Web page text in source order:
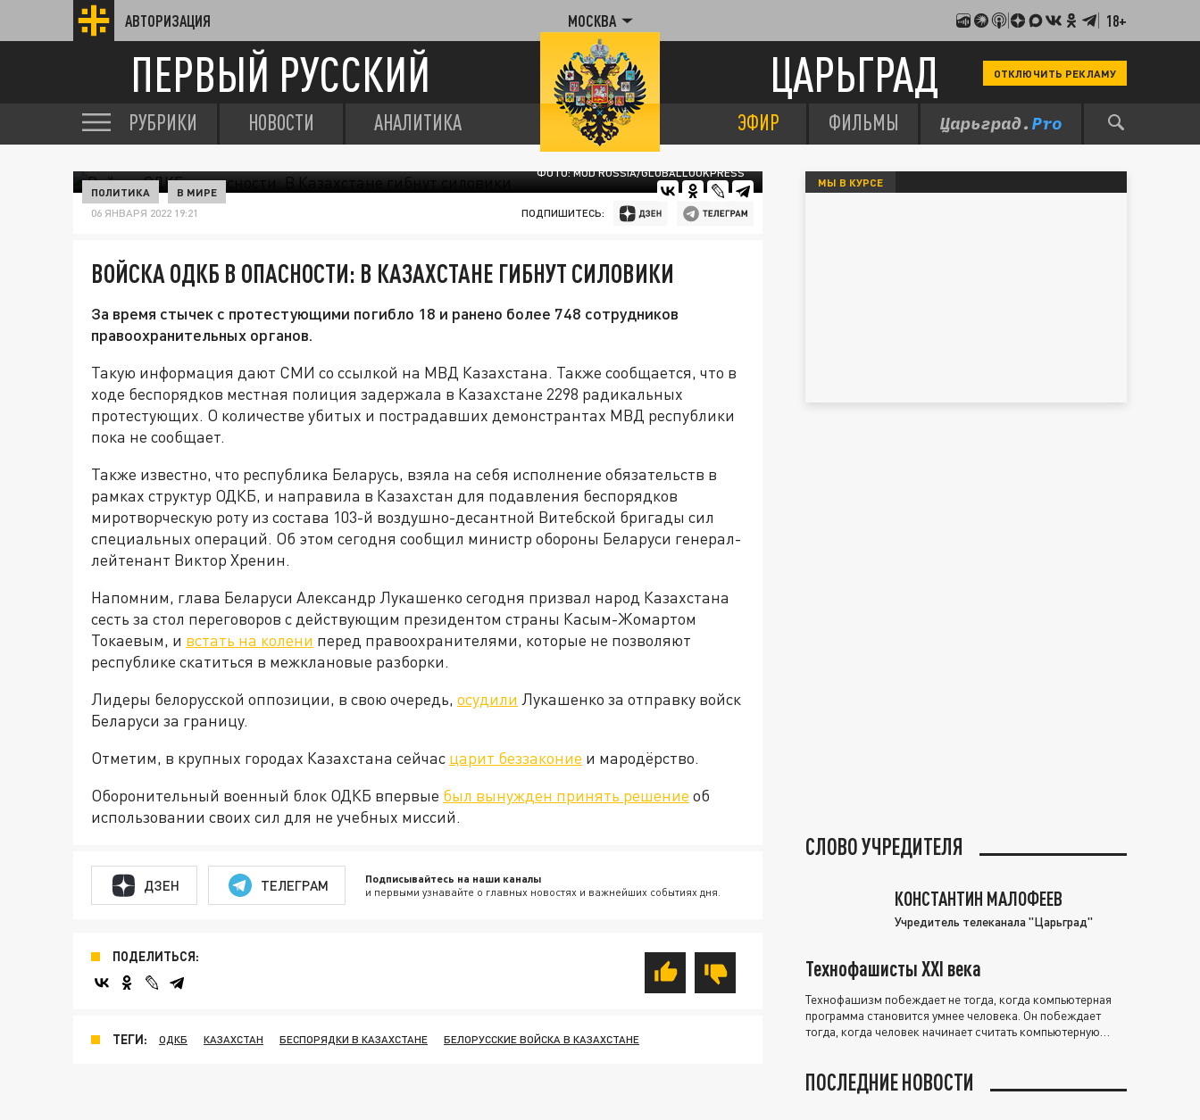
АВТОРИЗАЦИЯ МОСКВА 18+
ПЕРВЫЙ РУССКИЙ ЦАРЬГРАД ОТКЛЮЧИТЬ РЕКЛАМУ
РУБРИКИ НОВОСТИ АНАЛИТИКА ЭФИР ФИЛЬМЫ
ФОТО: MOD RUSSIA/GLOBALLOOKPRESS
ПОЛИТИКА В МИРЕ
06 ЯНВАРЯ 2022 19:21 ПОДПИШИТЕСЬ:
ВОЙСКА ОДКБ В ОПАСНОСТИ: В КАЗАХСТАНЕ ГИБНУТ СИЛОВИКИ
За время стычек с протестующими погибло 18 и ранено более 748 сотрудников
правоохранительных органов.
Такую информация дают СМИ со ссылкой на МВД Казахстана. Также сообщается, что в
ходе беспорядков местная полиция задержала в Казахстане 2298 радикальных
протестующих. О количестве убитых и пострадавших демонстрантах МВД республики
пока не сообщает.
Также известно, что республика Беларусь, взяла на себя исполнение обязательств в
рамках структур ОДКБ, и направила в Казахстан для подавления беспорядков
миротворческую роту из состава 103-й воздушно-десантной Витебской бригады сил
специальных операций. Об этом сегодня сообщил министр обороны Беларуси генерал-
лейтенант Виктор Хренин.
Напомним, глава Беларуси Александр Лукашенко сегодня призвал народ Казахстана
сесть за стол переговоров с действующим президентом страны Касым-Жомартом
Токаевым, и встать на колени перед правоохранителями, которые не позволяют
республике скатиться в межклановые разборки.
Лидеры белорусской оппозиции, в свою очередь, осудили Лукашенко за отправку войск
Беларуси за границу.
Отметим, в крупных городах Казахстана сейчас царит беззаконие и мародёрство.
Оборонительный военный блок ОДКБ впервые был вынужден принять решение об
использовании своих сил для не учебных миссий.
ДЗЕН ТЕЛЕГРАМ Подписывайтесь на наши каналы
и первыми узнавайте о главных новостях и важнейших событиях дня.
ПОДЕЛИТЬСЯ:
ТЕГИ: ОДКБ КАЗАХСТАН БЕСПОРЯДКИ В КАЗАХСТАНЕ БЕЛОРУССКИЕ ВОЙСКА В КАЗАХСТАНЕ
МЫ В КУРСЕ
СЛОВО УЧРЕДИТЕЛЯ
КОНСТАНТИН МАЛОФЕЕВ
Учредитель телеканала "Царьград"
Технофашисты XXI века
Технофашизм побеждает не тогда, когда компьютерная
программа становится умнее человека. Он побеждает
тогда, когда человек начинает считать компьютерную
ПОСЛЕДНИЕ НОВОСТИ